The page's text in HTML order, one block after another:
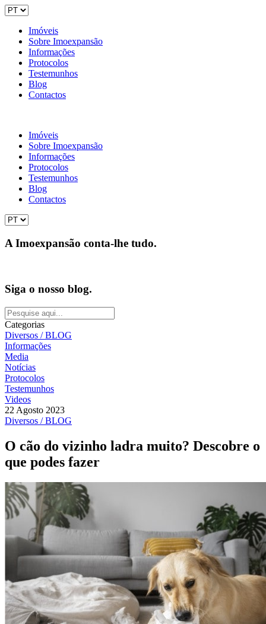
Imóveis
Sobre Imoexpansão
Informações
Protocolos
Testemunhos
Blog
Contactos
Imóveis
Sobre Imoexpansão
Informações
Protocolos
Testemunhos
Blog
Contactos
A Imoexpansão conta-lhe tudo.
Siga o nosso blog.
Categorias
Diversos / BLOG
Informações
Media
Notícias
Protocolos
Testemunhos
Videos
22 Agosto 2023
Diversos / BLOG
O cão do vizinho ladra muito? Descobre o
que podes fazer